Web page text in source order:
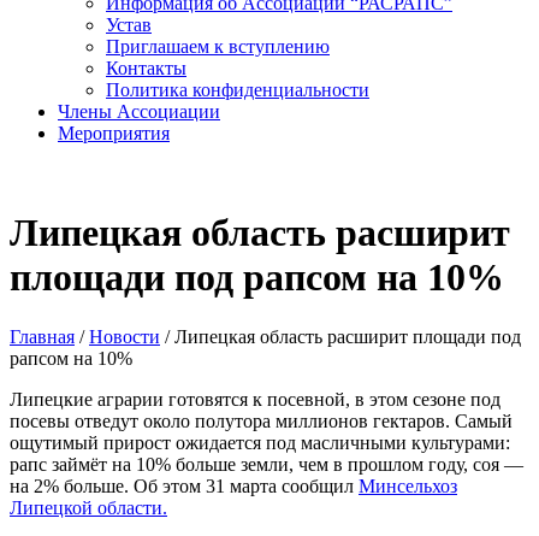
Устав
Приглашаем к вступлению
Контакты
Политика конфиденциальности
Члены Ассоциации
Мероприятия
Липецкая область расширит
площади под рапсом на 10%
Главная /Новости /Липецкая область расширит площади под
рапсом на 10%
Липецкие аграрии готовятся к посевной, в этом сезоне под
посевы отведут около полутора миллионов гектаров. Самый
ощутимый прирост ожидается под масличными культурами:
рапс займёт на 10% больше земли, чем в прошлом году, соя —
на 2% больше. Об этом 31 марта сообщил Минсельхоз
Липецкой области.